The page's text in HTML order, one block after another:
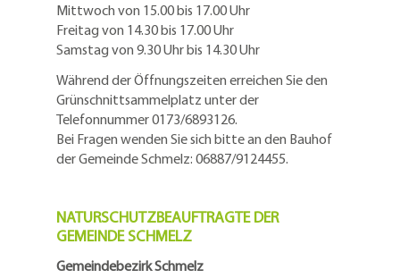
Mittwoch von 15.00 bis 17.00 Uhr
Freitag von 14.30 bis 17.00 Uhr
Samstag von 9.30 Uhr bis 14.30 Uhr
Während der Öffnungszeiten erreichen Sie den
Grünschnittsammelplatz unter der
Telefonnummer 0173/6893126.
Bei Fragen wenden Sie sich bitte an den Bauhof
der Gemeinde Schmelz: 06887/9124455.
NATURSCHUTZBEAUFTRAGTE DER
GEMEINDE SCHMELZ
Gemeindebezirk Schmelz